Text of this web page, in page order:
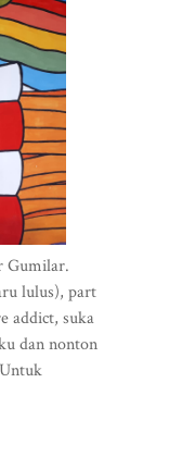
Gumilar.
lulus), part
addict, suka
dan nonton